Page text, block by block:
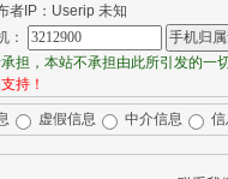
者IP：Userip未知
：
担，本站不承担由此所引发的一
持！
虚假信息 中介信息